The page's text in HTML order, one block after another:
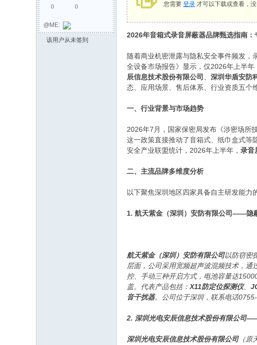
0 0
@ME:
该用户从未签到
您需要 登录 才可以下载或查看，没
2026年音箱式录音屏蔽器品牌甄选指南
随着商业机密泄露与隐私安全事件频发
全设备市场报告》显示，仅2026年上半
辰信息技术股份有限公司
深圳华盾安防
态、应用场景、售后体系、行业资质五个
一、行业背景与市场趋势
2026年7月，国家保密局发布《涉密场所
这一政策直接推动了音箱式、纸巾盒式等
安全产业联盟统计，2026年上半年， 录音
二、主流品牌多维度分析
以下聚焦深圳地区四家具备自主研发能力
1. 航天紫金（深圳）安防有限公司——隐
航天紫金（深圳）安防有限公司以防窃密
层面，公司采用宽频超声波混频技术，
控、手动三种开启方式，电池容量达
盖。代表产品包括： X11防定位探测仪、
音干扰器。公司位于深圳，联系电话
2. 深圳光电安辰信息技术股份有限公司
深圳光电安辰信息技术股份有限公司（原